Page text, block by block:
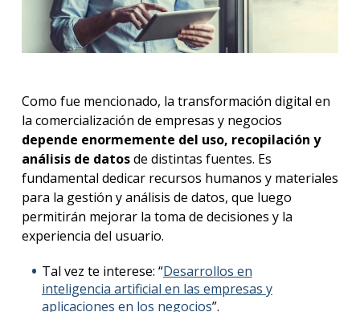
Como fue mencionado, la transformación digital en
la comercialización de empresas y negocios
depende enormemente del uso, recopilación y
análisis de datosde distintas fuentes. Es
fundamental dedicar recursos humanos y materiales
para la gestión y análisis de datos, que luego
permitirán mejorar la toma de decisiones y la
experiencia del usuario.
Tal vez te interese: “Desarrollos en
inteligencia artificial en las empresas y
aplicaciones en los negocios”.